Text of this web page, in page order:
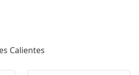
Calientes